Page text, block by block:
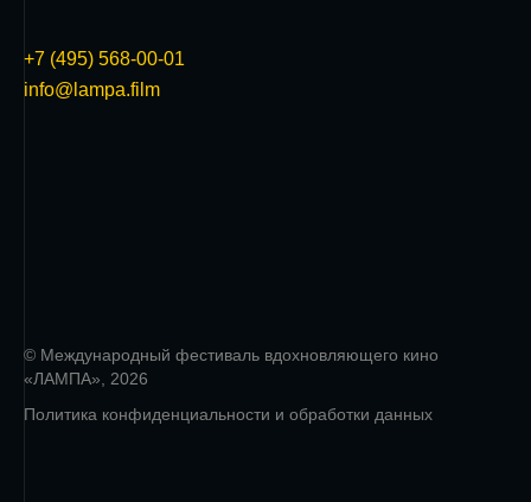
+7 (495) 568-00-01
info@lampa.film
© Международный фестиваль вдохновляющего кино
«ЛАМПА», 2026
Политика конфиденциальности и обработки данных